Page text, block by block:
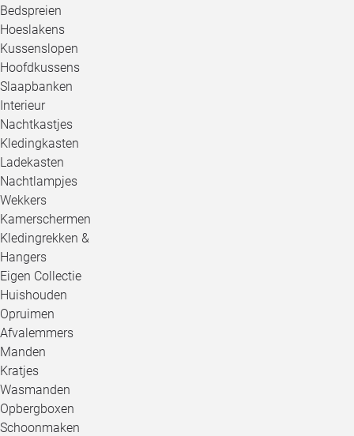
Bedspreien
Hoeslakens
Kussenslopen
Hoofdkussens
Slaapbanken
Interieur
Nachtkastjes
Kledingkasten
Ladekasten
Nachtlampjes
Wekkers
Kamerschermen
Kledingrekken &
Hangers
Eigen Collectie
Huishouden
Opruimen
Afvalemmers
Manden
Kratjes
Wasmanden
Opbergboxen
Schoonmaken